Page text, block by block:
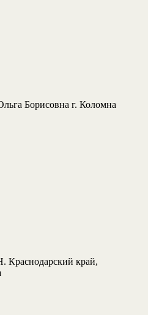
Борисовна г. Коломна
Краснодарский край,